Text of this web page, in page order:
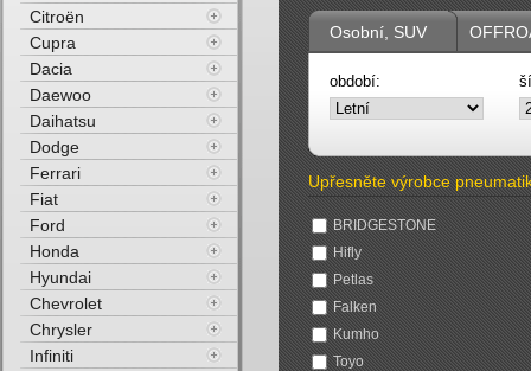
Osobní, SUV
období:
Upřesněte výrobce
BRIDGESTONE
Hifly
Petlas
Falken
Kumho
Toyo
Citroën
Cupra
Dacia
Daewoo
Daihatsu
Dodge
Ferrari
Fiat
Ford
Honda
Hyundai
Chevrolet
Chrysler
Infiniti